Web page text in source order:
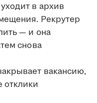
в архив
Рекрутер
— и она
снова
вакансию,
отклики